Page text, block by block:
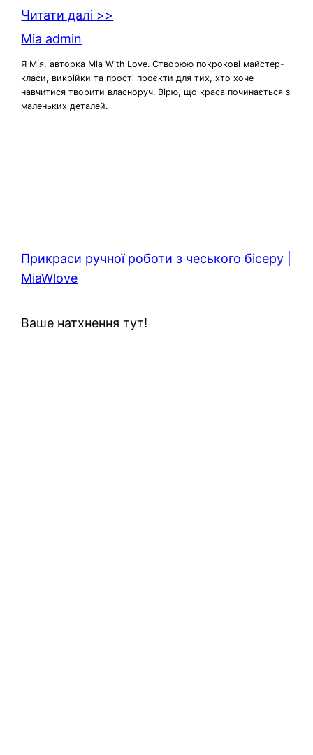
Читати далі >>
Mia admin
Я Мія, авторка Mia With Love. Створюю покрокові майстер-
класи, викрійки та прості проєкти для тих, хто хоче
навчитися творити власноруч. Вірю, що краса починається з
маленьких деталей.
Прикраси ручної роботи з чеського бісеру |
MiaWlove
Ваше натхнення тут!